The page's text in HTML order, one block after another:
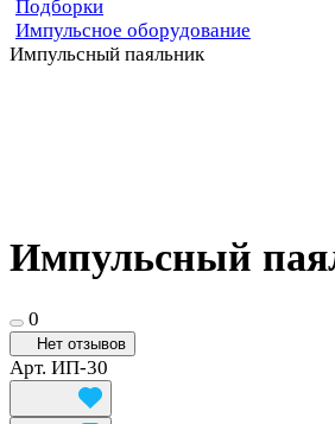
Подборки
Импульсное оборудование
Импульсный паяльник
Импульсный
0
Нет отзывов
Арт. ИП-30